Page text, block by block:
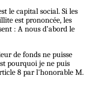
le capital social. Si les
est prononcée, les
: A nous d’abord le
de fonds ne puisse
pourquoi je ne puis
8 par l'honorable M.